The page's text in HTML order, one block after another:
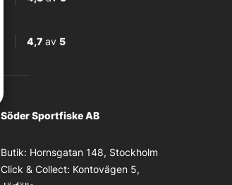
4,7av 5
Söder Sportfiske AB
Butik: Hornsgatan 148, Stockholm
Click & Collect: Kontovägen 5,